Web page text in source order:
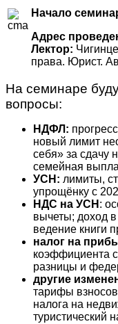
Начало
Адрес
Лектор:
права. Юрист.
На семинаре
вопросы:
НДФЛ:
новый лимит
себя» за сдачу
семейная
УСН: лимиты,
упрощёнку с
НДС на УСН :
вычеты; доход
ведение книги
налог на
коэффициента
разницы и
другие
тарифы
налога на
туристический